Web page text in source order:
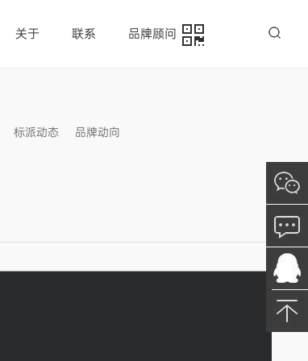
关于 联系 品牌顾问
标派动态 品牌动向